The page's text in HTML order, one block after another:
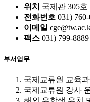
위치 국제관 305호
전화번호 031)
이메일
팩스 031) 799-8889
부서업무
국제교류원 교육
국제교류원 강사
해외 유학생 유치